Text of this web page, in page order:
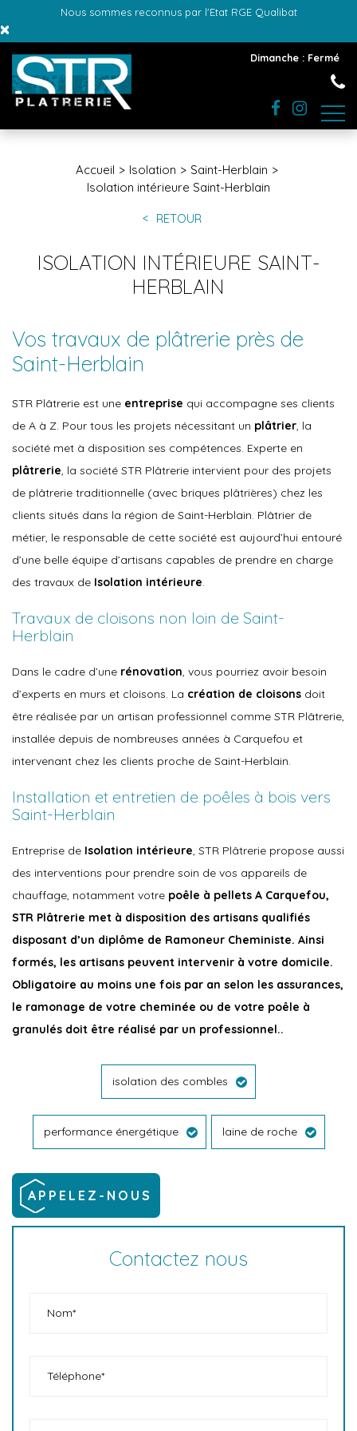
Nous sommes reconnus par l'Etat RGE Qualibat
×
Dimanche : Fermé
Accueil Isolation
Saint-Herblain
Isolation intérieure Saint-Herblain
RETOUR
ISOLATION INTÉRIEURE SAINT-
HERBLAIN
Vos travaux de plâtrerie près de
Saint-Herblain
STR Plâtrerie est une entreprise qui accompagne ses clients
de A à Z. Pour tous les projets nécessitant un plâtrier, la
société met à disposition ses compétences. Experte en
plâtrerie, la société STR Plâtrerie intervient pour des projets
de plâtrerie traditionnelle (avec briques plâtrières) chez les
clients situés dans la région de Saint-Herblain. Plâtrier de
métier, le responsable de cette société est aujourd’hui entouré
d’une belle équipe d’artisans capables de prendre en charge
des travaux de Isolation intérieure.
Travaux de cloisons non loin de Saint-
Herblain
Dans le cadre d’une rénovation, vous pourriez avoir besoin
d’experts en murs et cloisons. La création de cloisons doit
être réalisée par un artisan professionnel comme STR Plâtrerie,
installée depuis de nombreuses années à Carquefou et
intervenant chez les clients proche de Saint-Herblain.
Installation et entretien de poêles à bois vers
Saint-Herblain
Entreprise de Isolation intérieure, STR Plâtrerie propose aussi
des interventions pour prendre soin de vos appareils de
chauffage, notamment votre poêle à pellets A Carquefou,
STR Plâtrerie met à disposition des artisans qualifiés
disposant d’un diplôme de Ramoneur Cheministe. Ainsi
formés, les artisans peuvent intervenir à votre domicile.
Obligatoire au moins une fois par an selon les assurances,
le ramonage de votre cheminée ou de votre poêle à
granulés doit être réalisé par un professionnel..
isolation des combles
performance énergétique laine de roche
APPELEZ-NOUS
Contactez nous